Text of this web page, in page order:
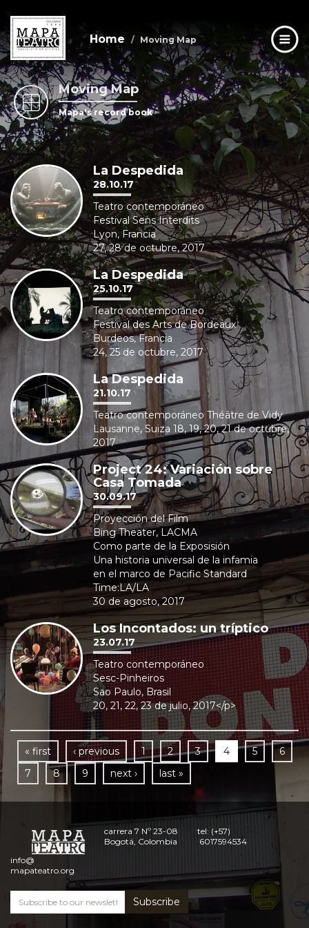
Skip
to
main
content
Home Moving Map
Moving Map
Mapa's record book
La Despedida
28.10.17
Teatro contemporáneo
Festival Sens Interdits
Lyon, Francia
27, 28 de octubre, 2017
La Despedida
25.10.17
Teatro contemporáneo
Festival des Arts de Bordeaux
Burdeos, Francia
24, 25 de octubre, 2017
La Despedida
21.10.17
Teatro contemporáneo Théâtre de Vidy
Lausanne, Suiza 18, 19, 20, 21 de octubre,
2017
Project 24: Variación sobre
Casa Tomada
30.09.17
Proyección del Film
Bing Theater, LACMA
Como parte de la Exposisión
Una historia universal de la infamia
en el marco de Pacific Standard
Time:LA/LA
30 de agosto, 2017
Los Incontados: un tríptico
23.07.17
Teatro contemporáneo
Sesc-Pinheiros
Sao Paulo, Brasil
20, 21, 22, 23 de julio, 2017</p>
« first ‹ previous 1 2 3 4 5
6
7
8 9 next › last »
carrera 7 Nº 23-08
Bogotá, Colombia
tel: (+57)
6017594534
info@
mapateatro.org
Subscribe